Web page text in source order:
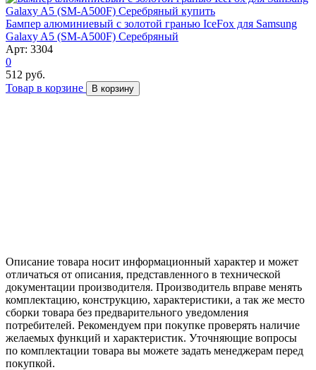
Бампер алюминиевый с золотой гранью IceFox для Samsung
Galaxy A5 (SM-A500F) Серебряный
Арт: 3304
0
512 руб.
Товар в корзине
В корзину
Описание товара носит информационный характер и может
отличаться от описания, представленного в технической
документации производителя. Производитель вправе менять
комплектацию, конструкцию, характеристики, а так же место
сборки товара без предварительного уведомления
потребителей. Рекомендуем при покупке проверять наличие
желаемых функций и характеристик. Уточняющие вопросы
по комплектации товара вы можете задать менеджерам перед
покупкой.